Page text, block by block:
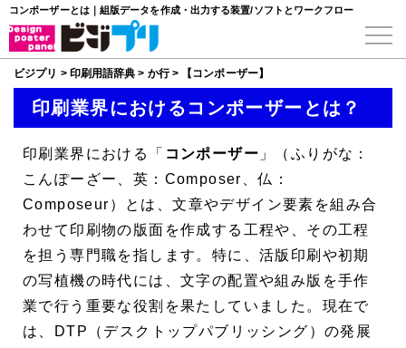
コンポーザーとは｜組版データを作成・出力する装置/ソフトとワークフロー
ビジプリ > 印刷用語辞典 > か行> 【コンポーザー】
印刷業界におけるコンポーザーとは？
印刷業界における「 コンポーザー 」（ふりがな：
こんぽーざー、英：Composer、仏：
Composeur）とは、文章やデザイン要素を組み合
わせて印刷物の版面を作成する工程や、その工程
を担う専門職を指します。特に、活版印刷や初期
の写植機の時代には、文字の配置や組み版を手作
業で行う重要な役割を果たしていました。現在で
は、DTP（デスクトップパブリッシング）の発展